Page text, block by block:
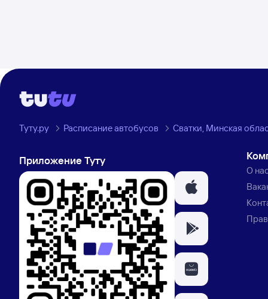
Туту.ру Расписание автобусов Сватки, Минская
Приложение Туту
О